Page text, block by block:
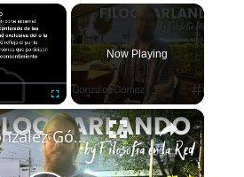
×
Fullscreen
Now Playing
×
Elías González Gómez | #Filocharlando 62